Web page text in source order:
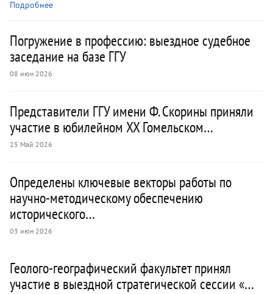
Подробнее
Погружение в профессию: выездное судебное
заседание на базе ГГУ
08 июн 2026
Определены ключевые векторы работы по
научно-методическому обеспечению
исторического…
03 июн 2026
Представители ГГУ имени Ф. Скорины приняли
участие в юбилейном XX Гомельском…
25 Май 2026
Геолого-географический факультет принял
участие в выездной стратегической сессии «…